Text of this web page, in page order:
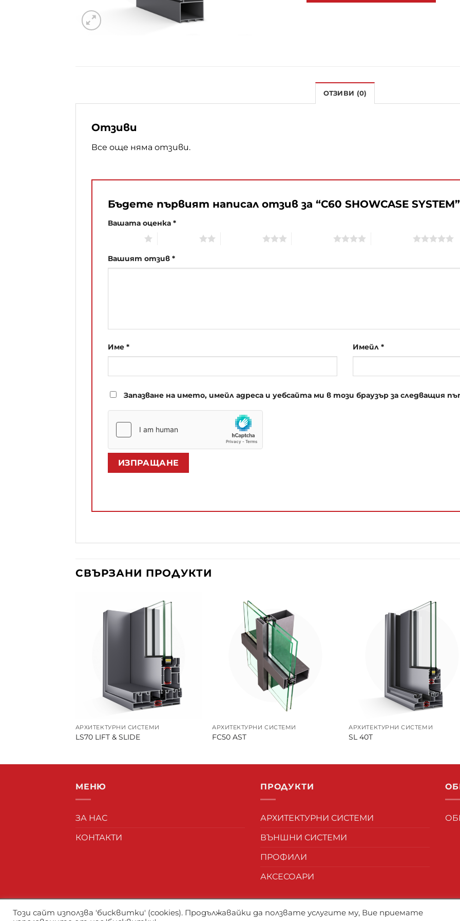
ОТЗИВИ (0)
Отзиви
Все още няма отзиви.
Бъдете първият написал отзив за “C60 SHOWCASE
Вашата оценка *
Вашият отзив *
Име * Имейл *
Запазване на името, имейл адреса и уебсайта ми в този браузър за следващия
СВЪРЗАНИ ПРОДУКТИ
АРХИТЕКТУРНИ СИСТЕМИ
LS70 LIFT & SLIDE
АРХИТЕКТУРНИ СИСТЕМИ
FC50 AST
АРХИТЕКТУРНИ СИСТЕМИ
SL 40T
МЕНЮ
ЗА НАС
КОНТАКТИ
ПРОДУКТИ
АРХИТЕКТУРНИ СИСТЕМИ
ВЪНШНИ СИСТЕМИ
ПРОФИЛИ
АКСЕСОАРИ
БЕТА ГЛОБАЛ - алуминиеви профили и материали
Този сайт използва 'бисквитки' (cookies). Продължавайки да ползвате услугите му, Вие приемате